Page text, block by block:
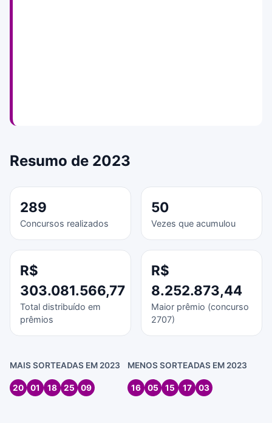
Resumo de 2023
289
Concursos realizados
50
Vezes que acumulou
R$
303.081.566,77
Total distribuído em
prêmios
R$
8.252.873,44
Maior prêmio (concurso
2707)
MAIS SORTEADAS EM 2023
20 01 18 25 09
MENOS SORTEADAS EM 2023
16 05 15 17 03